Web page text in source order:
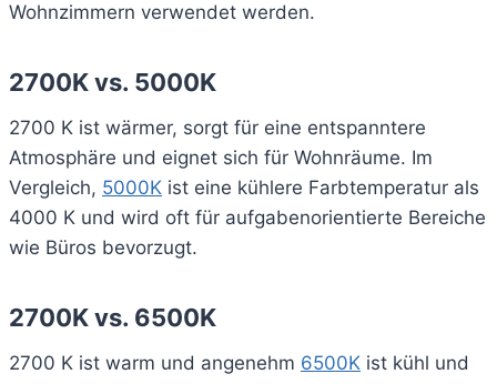
Wohnzimmern verwendet werden.
2700K vs. 5000K
2700 K ist wärmer, sorgt für eine entspanntere
Atmosphäre und eignet sich für Wohnräume. Im
Vergleich, 5000K ist eine kühlere Farbtemperatur als
4000 K und wird oft für aufgabenorientierte Bereiche
wie Büros bevorzugt.
2700K vs. 6500K
2700 K ist warm und angenehm 6500K ist kühl und